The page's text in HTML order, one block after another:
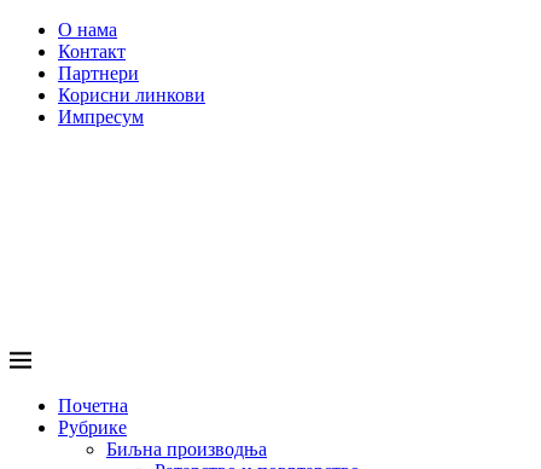
О нама
Контакт
Партнери
Корисни линкови
Импресум
Почетна
Рубрике
Биљна производња